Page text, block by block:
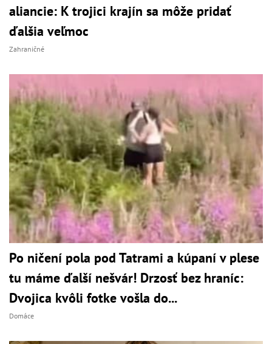
aliancie: K trojici krajín sa môže pridať
ďalšia veľmoc
Zahraničné
Po ničení pola pod Tatrami a kúpaní v plese
tu máme ďalší nešvár! Drzosť bez hraníc:
Dvojica kvôli fotke vošla do...
Domáce